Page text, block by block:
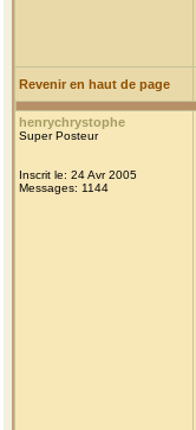
Revenir en haut de page
henrychrystophe
Super Posteur
Inscrit le: 24 Avr 2005
Messages: 1144